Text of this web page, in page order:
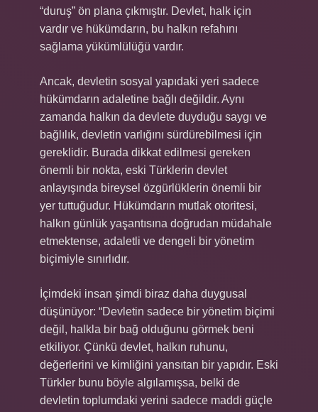
“duruş” ön plana çıkmıştır. Devlet, halk için
vardır ve hükümdarın, bu halkın refahını
sağlama yükümlülüğü vardır.
Ancak, devletin sosyal yapıdaki yeri sadece
hükümdarın adaletine bağlı değildir. Aynı
zamanda halkın da devlete duyduğu saygı ve
bağlılık, devletin varlığını sürdürebilmesi için
gereklidir. Burada dikkat edilmesi gereken
önemli bir nokta, eski Türklerin devlet
anlayışında bireysel özgürlüklerin önemli bir
yer tuttuğudur. Hükümdarın mutlak otoritesi,
halkın günlük yaşantısına doğrudan müdahale
etmektense, adaletli ve dengeli bir yönetim
biçimiyle sınırlıdır.
İçimdeki insan şimdi biraz daha duygusal
düşünüyor: “Devletin sadece bir yönetim biçimi
değil, halkla bir bağ olduğunu görmek beni
etkiliyor. Çünkü devlet, halkın ruhunu,
değerlerini ve kimliğini yansıtan bir yapıdır. Eski
Türkler bunu böyle algılamışsa, belki de
devletin toplumdaki yerini sadece maddi güçle